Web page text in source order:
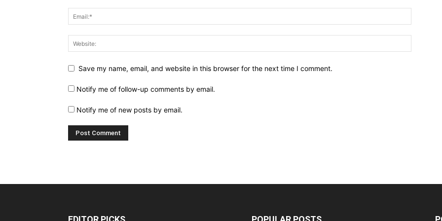
Save my name, email, and website in this browser for the next time I comment.
Notify me of follow-up comments by email.
Notify me of new posts by email.